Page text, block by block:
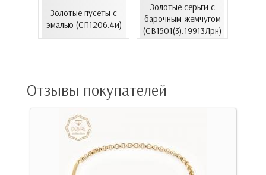
Золотые пусеты с
эмалью (СП1206.4и)
Золотые серьги с
барочным жемчугом
(СВ1501(3).19913Лрн)
Отзывы покупателей